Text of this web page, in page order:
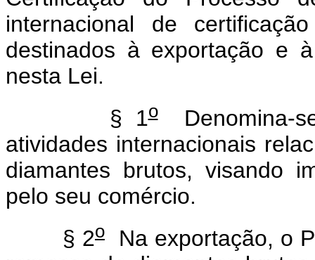
internacional de
destinados à exportação e
nesta Lei.
§ 1oDenomina-
atividades internacionais
diamantes brutos, visando
pelo seu comércio.
§ 2oNa exportação, o